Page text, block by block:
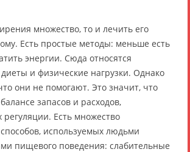
множество, то и лечить его
Есть простые методы: меньше есть
энергии. Сюда относятся
и физические нагрузки. Однако
они не помогают. Это значит, что
запасов и расходов,
регуляции. Есть множество
используемых людьми
пищевого поведения: слабительные